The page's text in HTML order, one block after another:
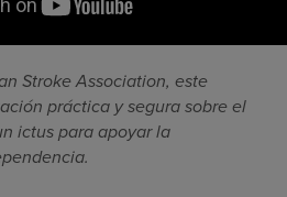
Stroke Association, este
práctica y segura sobre el
ictus para apoyar la